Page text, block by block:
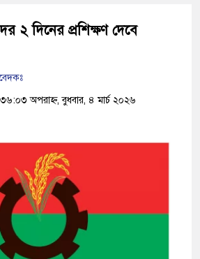
২ দিনের প্রশিক্ষণ দেবে
অপরাহ্ন, বুধবার, ৪ মার্চ ২০২৬